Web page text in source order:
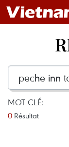
MOT CLÉ:
0 Résultat